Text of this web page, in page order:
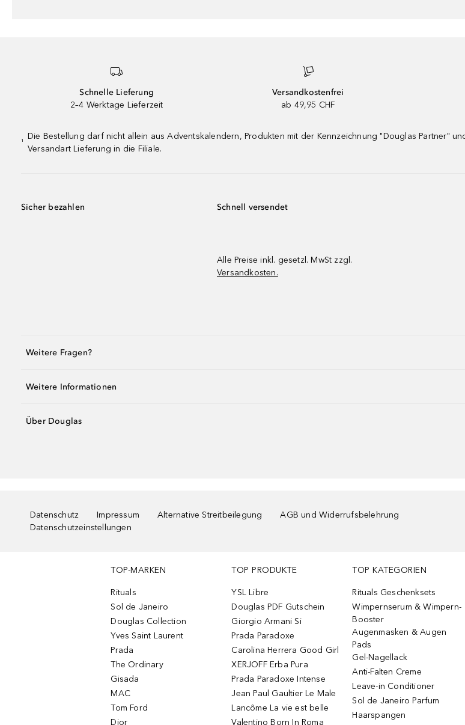
Schnelle Lieferung
2–4 Werktage Lieferzeit
Versandkostenfrei
ab 49,95 CHF
¹
Die Bestellung darf nicht allein aus Adventskalendern, Produkten mit der Kennzeichnung "Douglas Partner"
Versandart Lieferung in die Filiale.
Sicher bezahlen Schnell versendet
Alle Preise inkl. gesetzl. MwSt zzgl.
Versandkosten.
Weitere Fragen?
Weitere Informationen
Über Douglas
Datenschutz Impressum Alternative Streitbeilegung
AGB und Widerrufsbelehrung
Datenschutzeinstellungen
TOP-MARKEN
Rituals
Sol de Janeiro
Douglas Collection
Yves Saint Laurent
Prada
The Ordinary
Gisada
MAC
Tom Ford
Dior
TOP PRODUKTE
YSL Libre
Douglas PDF Gutschein
Giorgio Armani Si
Prada Paradoxe
Carolina Herrera Good Girl
XERJOFF Erba Pura
Prada Paradoxe Intense
Jean Paul Gaultier Le Male
Lancôme La vie est belle
Valentino Born In Roma
TOP KATEGORIEN
Rituals Geschenksets
Wimpernserum & Wimpern-
Booster
Augenmasken & Augen
Pads
Gel-Nagellack
Anti-Falten Creme
Leave-in Conditioner
Sol de Janeiro Parfum
Haarspangen